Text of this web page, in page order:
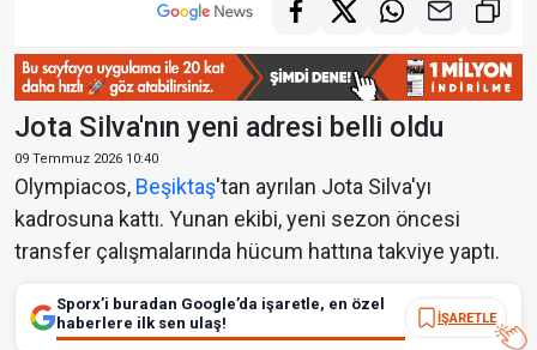
Jota Silva'nın yeni adresi belli oldu
09 Temmuz 2026 10:40
Olympiacos, Beşiktaş'tan ayrılan Jota Silva'yı
kadrosuna kattı. Yunan ekibi, yeni sezon öncesi
transfer çalışmalarında hücum hattına takviye yaptı.
Sporx’i buradan Google’da işaretle, en özel
haberlere ilk sen ulaş!
İŞARETLE